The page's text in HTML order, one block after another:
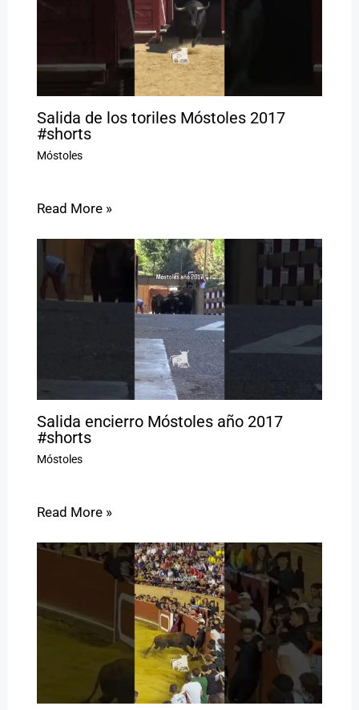
Salida de los toriles Móstoles 2017
#shorts
Móstoles
Read More »
Salida encierro Móstoles año 2017
#shorts
Móstoles
Read More »